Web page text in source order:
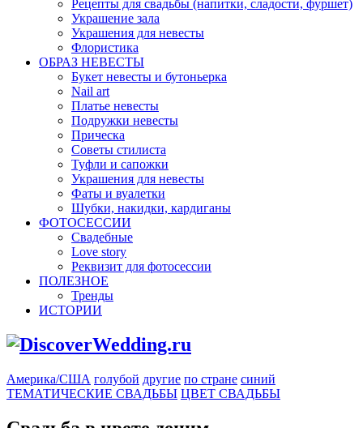
Рецепты для свадьбы (напитки, сладости, фуршет)
Украшение зала
Украшения для невесты
Флористика
ОБРАЗ НЕВЕСТЫ
Букет невесты и бутоньерка
Nail art
Платье невесты
Подружки невесты
Прическа
Советы стилиста
Туфли и сапожки
Украшения для невесты
Фаты и вуалетки
Шубки, накидки, кардиганы
ФОТОСЕССИИ
Свадебные
Love story
Реквизит для фотосессии
ПОЛЕЗНОЕ
Тренды
ИСТОРИИ
Америка/США голубой другие по стране синий
ТЕМАТИЧЕСКИЕ СВАДЬБЫ ЦВЕТ СВАДЬБЫ